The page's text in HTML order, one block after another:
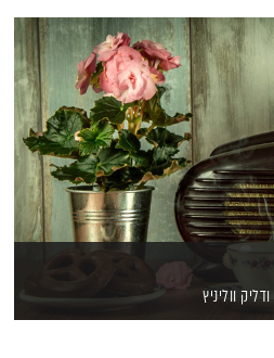
ודליק ווליניץ